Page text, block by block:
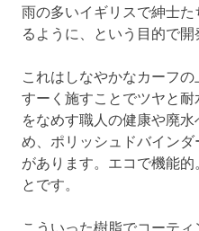
雨の多いイギリスで紳士
るように、という目的で開
これはしなやかなカーフ
すーく施すことでツヤと
をなめす職人の健康や廃
め、ポリッシュドバイン
があります。エコで機能
とです。
こういった樹脂でコーテ